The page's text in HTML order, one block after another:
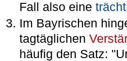
Fall also eine
Im Bayrischen
tagtäglichen
häufig den Satz: